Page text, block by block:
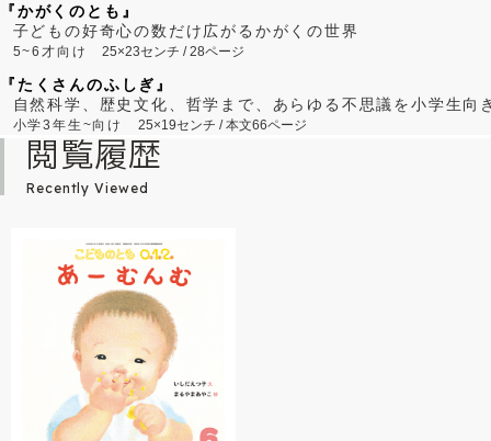
『かがくのとも』
子どもの好奇心の数だけ広がるかがくの世界
5~6才向け25×23センチ / 28ページ
『たくさんのふしぎ』
自然科学、歴史文化、哲学まで、あらゆる不思議を小学生向
小学3年生~向け 25×19センチ / 本文66ページ
閲覧履歴
Recently Viewed